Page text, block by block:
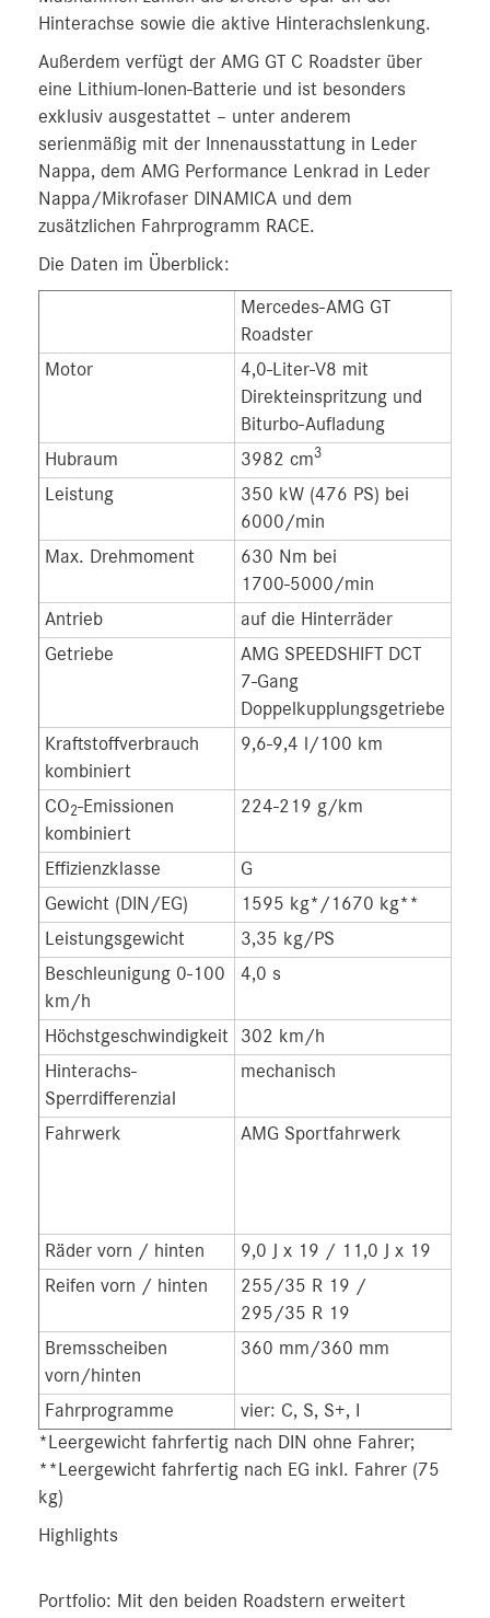
Hinterachse sowie die aktive Hinterachslenkung.
Außerdem verfügt der AMG GT C Roadster über
eine Lithium-Ionen-Batterie und ist besonders
exklusiv ausgestattet – unter anderem
serienmäßig mit der Innenausstattung in Leder
Nappa, dem AMG Performance Lenkrad in Leder
Nappa/Mikrofaser DINAMICA und dem
zusätzlichen Fahrprogramm RACE.
Die Daten im Überblick:
Mercedes-AMG GT
Roadster
Motor
4,0-Liter-V8 mit
Direkteinspritzung und
Biturbo-Aufladung
Hubraum
3982 cm3
Leistung
350 kW (476 PS) bei
6000/min
Max. Drehmoment
630 Nm bei
1700-5000/min
Antrieb
auf die Hinterräder
Getriebe
AMG SPEEDSHIFT DCT
7‑Gang
Doppelkupplungsgetriebe
Kraftstoffverbrauch
kombiniert
9,6-9,4 l/100 km
CO2-Emissionen
kombiniert
224-219 g/km
Effizienzklasse G
Gewicht (DIN/EG)
1595 kg*/1670 kg**
Leistungsgewicht
3,35 kg/PS
Beschleunigung 0-100
km/h
4,0 s
Höchstgeschwindigkeit 302 km/h
Hinterachs-
Sperrdifferenzial
mechanisch
Fahrwerk AMG Sportfahrwerk
Räder vorn / hinten
9,0 J x 19 / 11,0 J x 19
Reifen vorn / hinten
255/35 R 19 /
295/35 R 19
Bremsscheiben
vorn/hinten
360 mm/360 mm
Fahrprogramme vier: C, S, S+, I
*Leergewicht fahrfertig nach DIN ohne Fahrer;
**Leergewicht fahrfertig nach EG inkl. Fahrer (75
kg)
Highlights
Portfolio: Mit den beiden Roadstern erweitert